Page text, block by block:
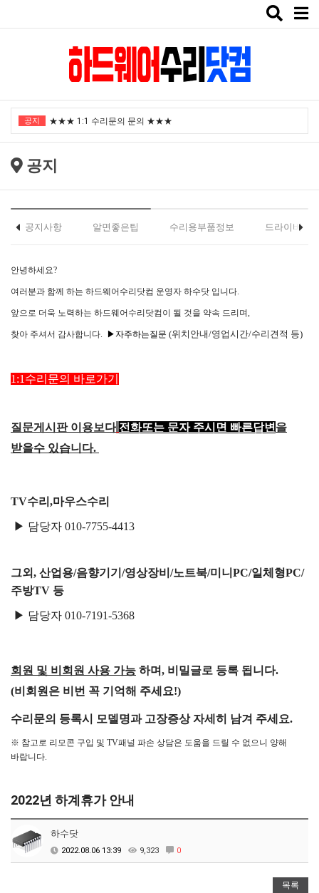
Toggle
공지 ★★★ 1:1 수리문의 문의 ★★★
2024년 한가위 휴일 안내
"노트북부서" 1월 임시휴가 안내
2025년 8월 휴가안내입니다.
2024년 한가위 휴일 안내
공지
공지사항 알면좋은팁 수리용부품정보 드라이버
안녕하세요?
여러분과 함께 하는 하드웨어수리닷컴 운영자 하수닷 입니다.
앞으로 더욱 노력하는 하드웨어수리닷컴이 될 것을 약속 드리며,
찾아 주셔서 감사합니다. ▶자주하는질문 (위치안내/영업시간/수리견적 등)
1:1수리문의 바로가기
질문게시판 이용보다 전화또는 문자 주시면 빠른답변 을
받을수 있습니다.
TV수리,마우스수리
▶ 담당자 010-7755-4413
그외, 산업용/음향기기/영상장비/노트북/미니PC/일체형PC/
주방TV 등
▶ 담당자 010-7191-5368
회원 및 비회원 사용 가능 하며, 비밀글로 등록 됩니다.
(비회원은 비번 꼭 기억해 주세요!)
수리문의 등록시 모델명과 고장증상자세히 남겨 주세요.
※ 참고로 리모콘 구입 및 TV패널 파손 상담은 도움을 드릴 수 없으니 양해
바랍니다.
2022년 하계휴가 안내
하수닷
2022.08.06 13:39 9,323 0
목록